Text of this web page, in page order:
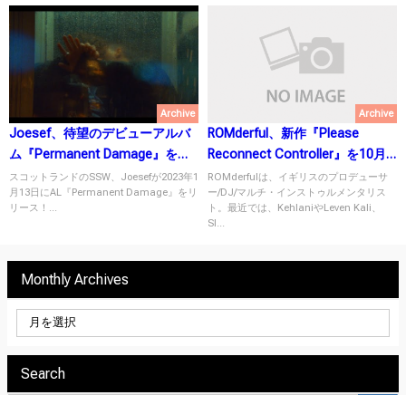
Archive
Joesef、待望のデビューアルバ
ム『Permanent Damage』を
2023年1月13日にリリース！
スコットランドのSSW、Joesefが2023年1
月13日にAL『Permanent Damage』をリ
リース！...
Archive
ROMderful、新作『Please
Reconnect Controller』を10月
29日リリース！
ROMderfulは、イギリスのプロデューサ
ー/DJ/マルチ・インストゥルメンタリス
ト。最近では、KehlaniやLeven Kali、
SI...
Monthly Archives
Search